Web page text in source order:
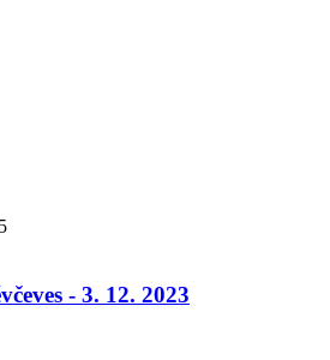
- 3. 12. 2023